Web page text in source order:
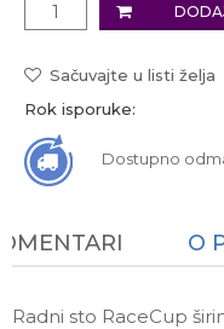
Sačuvajte u listi želja
Rok isporuke:
Dostupno
O
Radni sto RaceCup